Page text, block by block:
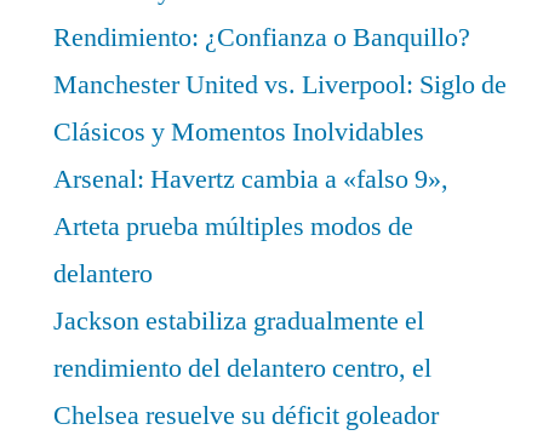
Rendimiento: ¿Confianza o Banquillo?
Manchester United vs. Liverpool: Siglo de
Clásicos y Momentos Inolvidables
Arsenal: Havertz cambia a «falso 9»,
Arteta prueba múltiples modos de
delantero
Jackson estabiliza gradualmente el
rendimiento del delantero centro, el
Chelsea resuelve su déficit goleador